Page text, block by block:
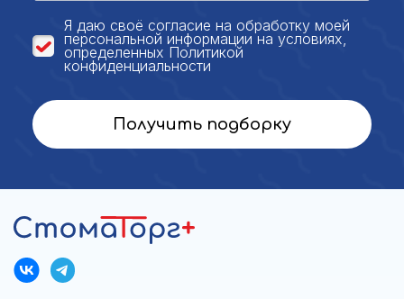
Я даю своё согласие на обработку моей
персональной информации на условиях,
определенных Политикой
конфиденциальности
Получить подборку